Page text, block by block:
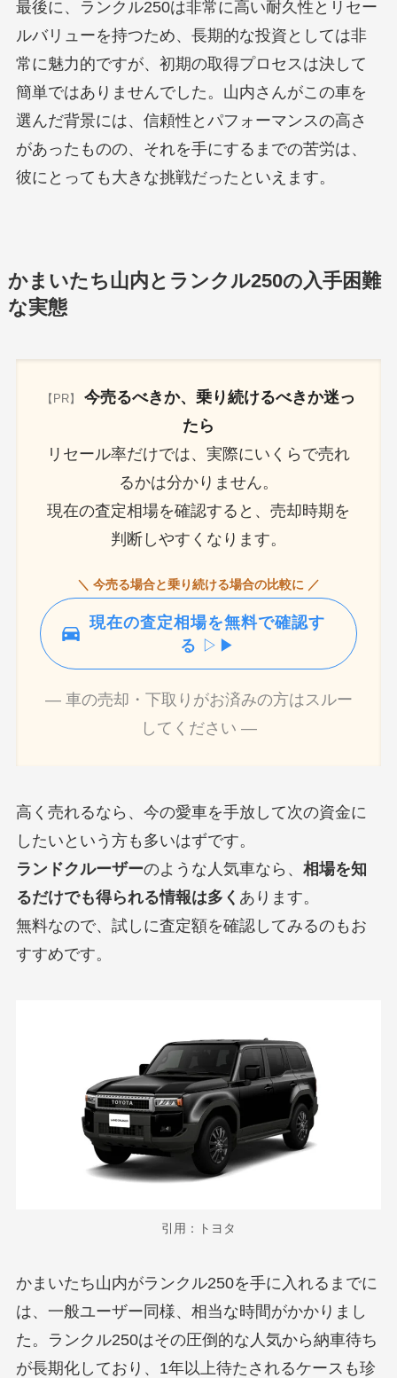
最後に、ランクル250は非常に高い耐久性とリセー
ルバリューを持つため、長期的な投資としては非
常に魅力的ですが、初期の取得プロセスは決して
簡単ではありませんでした。山内さんがこの車を
選んだ背景には、信頼性とパフォーマンスの高さ
があったものの、それを手にするまでの苦労は、
彼にとっても大きな挑戦だったといえます。
かまいたち山内とランクル250の入手困難
な実態
【PR】
今売るべきか、乗り続けるべきか迷っ
たら
リセール率だけでは、実際にいくらで売れ
るかは分かりません。
現在の査定相場を確認すると、売却時期を
判断しやすくなります。
＼ 今売る場合と乗り続ける場合の比較に ／
現在の査定相場を無料で確認す
る ▷▶
― 車の売却・下取りがお済みの方はスルー
してください ―
高く売れるなら、今の愛車を手放して次の資金に
したいという方も多いはずです。
ランドクルーザーのような人気車なら、 相場を知
るだけでも得られる情報は多く あります。
無料なので、試しに査定額を確認してみるのもお
すすめです。
引用：トヨタ
かまいたち山内がランクル250を手に入れるまでに
は、一般ユーザー同様、相当な時間がかかりまし
た。ランクル250はその圧倒的な人気から納車待ち
が長期化しており、1年以上待たされるケースも珍